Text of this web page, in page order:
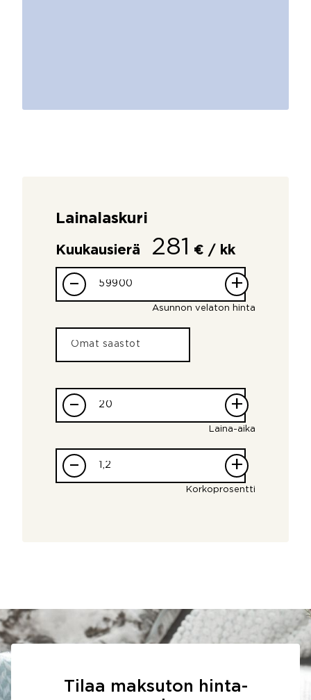
Lainalaskuri
Kuukausierä 281 € / kk
– +
Asunnon velaton hinta
– +
Laina-aika
– +
Korkoprosentti
Tilaa maksuton hinta-